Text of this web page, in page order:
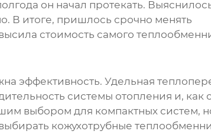
он начал протекать.
В итоге, пришлось срочно менять
стоимость самого
эффективность. Удельная
системы отопления и, как
выбором для компактных систем,
кожухотрубные